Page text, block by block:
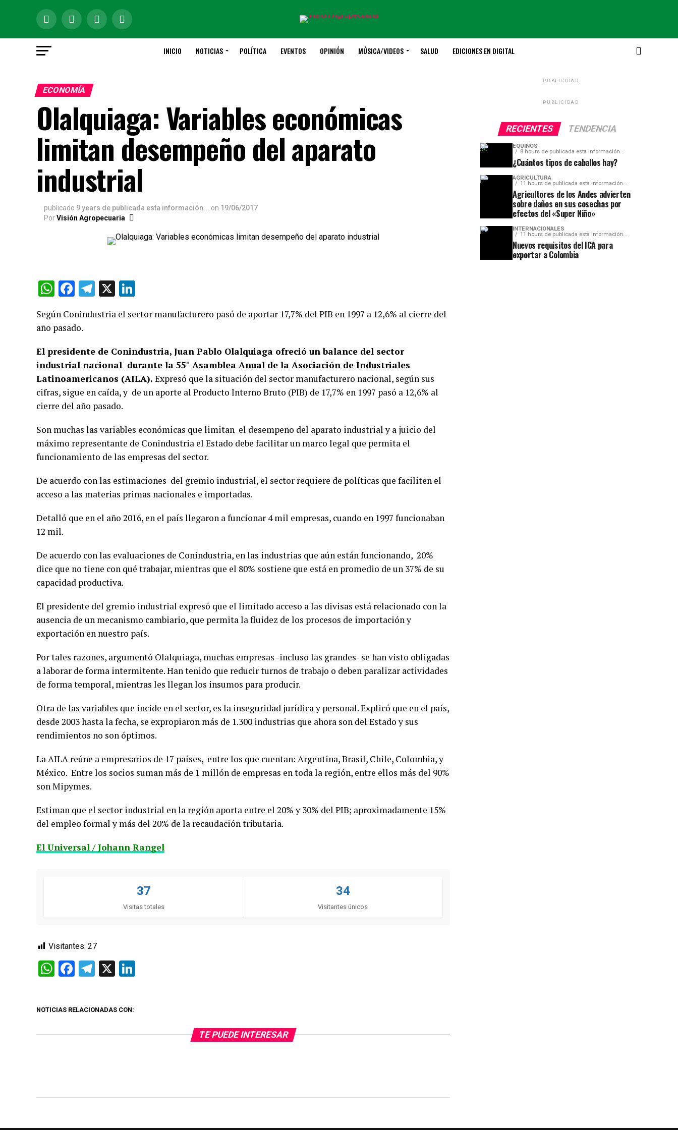
INICIO NOTICIAS POLÍTICA EVENTOS OPINIÓN MÚSICA/VIDEOS SALUD EDICIONES EN DIGITAL
ECONOMÍA
Olalquiaga: Variables económicas
limitan desempeño del aparato
industrial
publicado 9 years de publicada esta información... on 19/06/2017
PorVisión Agropecuaria
WhatsApp
Facebook
Telegram
X
Según Conindustria el sector manufacturero pasó de aportar 17,7% del PIB en 1997 a 12,6% al cierre del
año pasado.
El presidente de Conindustria, Juan Pablo Olalquiaga ofreció un balance del sector
industrial nacional durante la 55° Asamblea Anual de la Asociación de Industriales
Latinoamericanos (AILA). Expresó que la situación del sector manufacturero nacional, según sus
cifras, sigue en caída, y de un aporte al Producto Interno Bruto (PIB) de 17,7% en 1997 pasó a 12,6% al
cierre del año pasado.
Son muchas las variables económicas que limitan el desempeño del aparato industrial y a juicio del
máximo representante de Conindustria el Estado debe facilitar un marco legal que permita el
funcionamiento de las empresas del sector.
De acuerdo con las estimaciones del gremio industrial, el sector requiere de políticas que faciliten el
acceso a las materias primas nacionales e importadas.
Detalló que en el año 2016, en el país llegaron a funcionar 4 mil empresas, cuando en 1997 funcionaban
12 mil.
De acuerdo con las evaluaciones de Conindustria, en las industrias que aún están funcionando, 20%
dice que no tiene con qué trabajar, mientras que el 80% sostiene que está en promedio de un 37% de su
capacidad productiva.
El presidente del gremio industrial expresó que el limitado acceso a las divisas está relacionado con la
ausencia de un mecanismo cambiario, que permita la fluidez de los procesos de importación y
exportación en nuestro país.
Por tales razones, argumentó Olalquiaga, muchas empresas -incluso las grandes- se han visto obligadas
a laborar de forma intermitente. Han tenido que reducir turnos de trabajo o deben paralizar actividades
de forma temporal, mientras les llegan los insumos para producir.
Otra de las variables que incide en el sector, es la inseguridad jurídica y personal. Explicó que en el país,
desde 2003 hasta la fecha, se expropiaron más de 1.300 industrias que ahora son del Estado y sus
rendimientos no son óptimos.
La AILA reúne a empresarios de 17 países, entre los que cuentan: Argentina, Brasil, Chile, Colombia, y
México. Entre los socios suman más de 1 millón de empresas en toda la región, entre ellos más del 90%
son Mipymes.
Estiman que el sector industrial en la región aporta entre el 20% y 30% del PIB; aproximadamente 15%
del empleo formal y más del 20% de la recaudación tributaria.
El Universal / Johann Rangel
37
Visitas totales
34
Visitantes únicos
Visitantes: 27
WhatsApp
Facebook
Telegram
X
NOTICIAS RELACIONADAS CON:
TE PUEDE INTERESAR
PUBLICIDAD
PUBLICIDAD
RECIENTES TENDENCIA
EQUINOS
8 hours de publicada esta información...
¿Cuántos tipos de caballos hay?
AGRICULTURA
11 hours de publicada esta información...
Agricultores de los Andes advierten
sobre daños en sus cosechas por
efectos del «Super Niño»
INTERNACIONALES
11 hours de publicada esta información...
Nuevos requisitos del ICA para
exportar a Colombia